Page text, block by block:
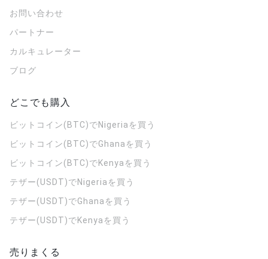
お問い合わせ
パートナー
カルキュレーター
ブログ
どこでも購入
ビットコイン(BTC)でNigeriaを買う
ビットコイン(BTC)でGhanaを買う
ビットコイン(BTC)でKenyaを買う
テザー(USDT)でNigeriaを買う
テザー(USDT)でGhanaを買う
テザー(USDT)でKenyaを買う
売りまくる